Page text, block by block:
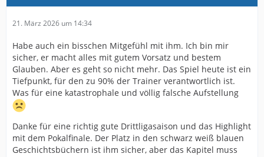
21. März 2026 um 14:34
Habe auch ein bisschen Mitgefühl mit ihm. Ich bin mir
sicher, er macht alles mit gutem Vorsatz und bestem
Glauben. Aber es geht so nicht mehr. Das Spiel heute ist ein
Tiefpunkt, für den zu 90% der Trainer verantwortlich ist.
Was für eine katastrophale und völlig falsche Aufstellung
Danke für eine richtig gute Drittligasaison und das Highlight
mit dem Pokalfinale. Der Platz in den schwarz weiß blauen
Geschichtsbüchern ist ihm sicher, aber das Kapitel muss